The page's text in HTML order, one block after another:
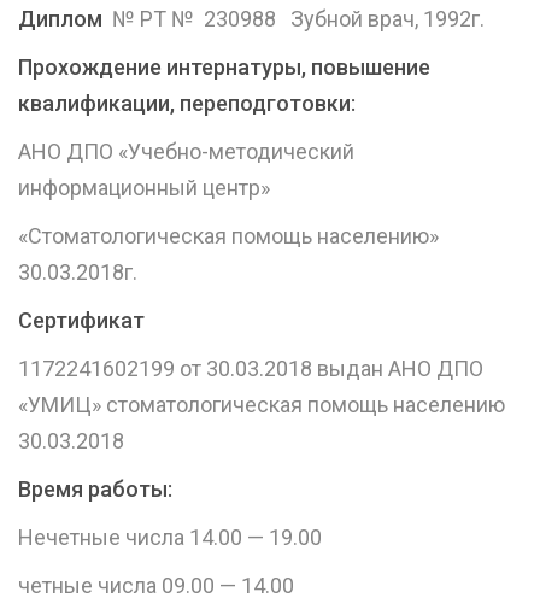
Диплом № РТ № 230988 Зубной врач, 1992г.
Прохождение интернатуры, повышение
квалификации, переподготовки:
АНО ДПО «Учебно-методический
информационный центр»
«Стоматологическая помощь населению»
30.03.2018г.
Сертификат
1172241602199 от 30.03.2018 выдан АНО ДПО
«УМИЦ» стоматологическая помощь населению
30.03.2018
Время работы:
Нечетные числа 14.00 — 19.00
четные числа 09.00 — 14.00